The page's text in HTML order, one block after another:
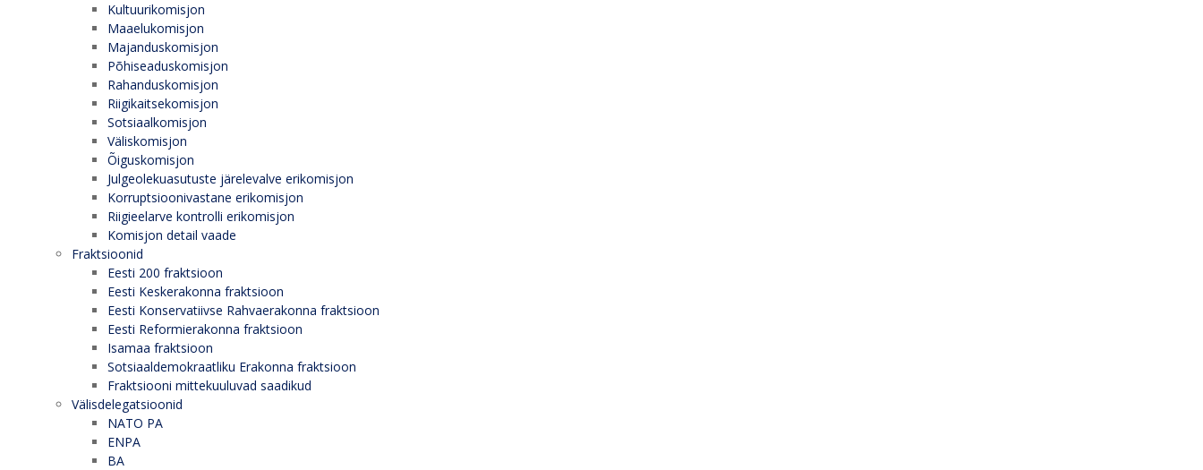
Kultuurikomisjon
Maaelukomisjon
Majanduskomisjon
Põhiseaduskomisjon
Rahanduskomisjon
Riigikaitsekomisjon
Sotsiaalkomisjon
Väliskomisjon
Õiguskomisjon
Julgeolekuasutuste järelevalve erikomisjon
Korruptsioonivastane erikomisjon
Riigieelarve kontrolli erikomisjon
Komisjon detail vaade
Fraktsioonid
Eesti 200 fraktsioon
Eesti Keskerakonna fraktsioon
Eesti Konservatiivse Rahvaerakonna fraktsioon
Eesti Reformierakonna fraktsioon
Isamaa fraktsioon
Sotsiaaldemokraatliku Erakonna fraktsioon
Fraktsiooni mittekuuluvad saadikud
Välisdelegatsioonid
NATO PA
ENPA
BA